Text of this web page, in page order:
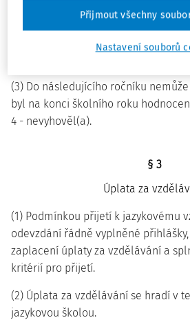
osvědčení o úspěšném zakončení
(2) Prospěch žáků se hodnotí čtyřmi
(3) Do následujícího ročníku
byl na konci školního roku
4 - nevyhověl(a).
§ 3
Úplata za
(1) Podmínkou přijetí k jazykovému
odevzdání řádně vyplněné
zaplacení úplaty za vzdělávání a
kritérií pro přijetí.
(2) Úplata za vzdělávání se hradí v
jazykovou školou.
Nastavení souborů
Přijmout všechny